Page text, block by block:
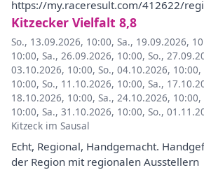
https://my.raceresult.com/412622/
Kitzecker Vielfalt 8,8
So., 13.09.2026, 10:00, Sa., 19.09.2026,
10:00, Sa., 26.09.2026, 10:00, So.,
03.10.2026, 10:00, So., 04.10.2026, 10:00,
10:00, So., 11.10.2026, 10:00, Sa.,
18.10.2026, 10:00, Sa., 24.10.2026, 10:00,
10:00, Sa., 31.10.2026, 10:00, So.,
Kitzeck im Sausal
Echt, Regional, Handgemacht.
der Region mit regionalen Ausstellern